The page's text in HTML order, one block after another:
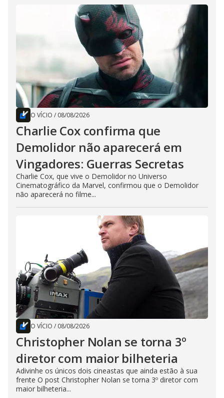
O VÍCIO / 08/08/2026
Charlie Cox confirma que
Demolidor não aparecerá em
Vingadores: Guerras Secretas
Charlie Cox, que vive o Demolidor no Universo
Cinematográfico da Marvel, confirmou que o Demolidor
não aparecerá no filme...
O VÍCIO / 08/08/2026
Christopher Nolan se torna 3º
diretor com maior bilheteria
Adivinhe os únicos dois cineastas que ainda estão à sua
frente O post Christopher Nolan se torna 3º diretor com
maior bilheteria...